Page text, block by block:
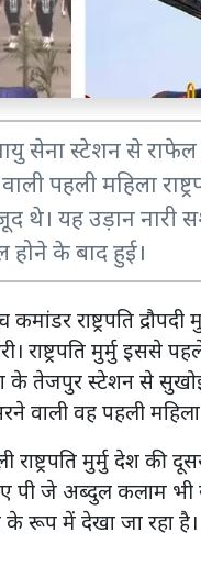
वायु सेना स्टेशन से
पहली महिला
थे। यह उड़ान नारी
होने के बाद हुई।
राष्ट्रपति
राष्ट्रपति मुर्मु
के तेजपुर स्टेशन से
वह पहली महिला
मुर्मु देश की
ए पी जे अब्दुल
रूप में देखा जा रहा है।